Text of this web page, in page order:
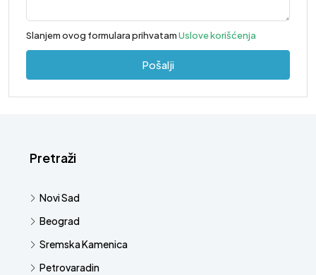
Slanjem ovog formulara prihvatamUslove korišćenja
Pošalji
Pretraži
Novi Sad
Beograd
Sremska Kamenica
Petrovaradin